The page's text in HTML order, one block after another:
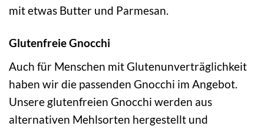
mit etwas Butter und Parmesan.
Glutenfreie Gnocchi
Auch für Menschen mit Glutenunverträglichkeit
haben wir die passenden Gnocchi im Angebot.
Unsere glutenfreien Gnocchi werden aus
alternativen Mehlsorten hergestellt und